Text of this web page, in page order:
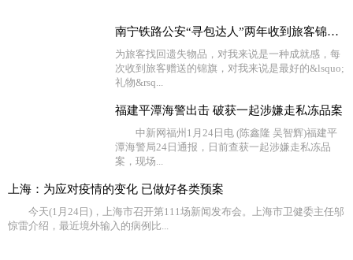
南宁铁路公安“寻包达人”两年收到旅客锦旗116面
为旅客找回遗失物品，对我来说是一种成就感，每
次收到旅客赠送的锦旗，对我来说是最好的&lsquo;
礼物&rsq...
福建平潭海警出击 破获一起涉嫌走私冻品案
中新网福州1月24日电 (陈鑫隆 吴智辉)福建平
潭海警局24日通报，日前查获一起涉嫌走私冻品
案，现场...
上海：为应对疫情的变化 已做好各类预案
今天(1月24日)，上海市召开第111场新闻发布会。上海市卫健委主任邬
惊雷介绍，最近境外输入的病例比...